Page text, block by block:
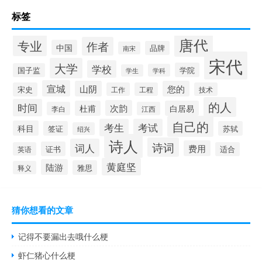
标签
专业 中国 作者 南宋 品牌 唐代
国子监 大学 学校 学生 学科 学院 宋代
宋史 宣城 山阴 工作 工程 您的 技术
时间 李白 杜甫 次韵 江西 白居易 的人
科目 签证 绍兴 考生 考试 自己的 苏轼
英语 证书 词人 诗人 诗词 费用 适合
释义 陆游 雅思 黄庭坚
猜你想看的文章
记得不要漏出去哦什么梗
虾仁猪心什么梗